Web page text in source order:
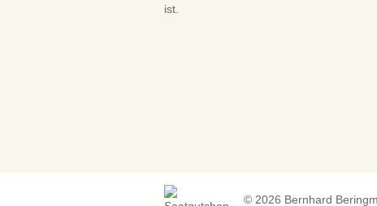
ist.
© 2026 Bernhard